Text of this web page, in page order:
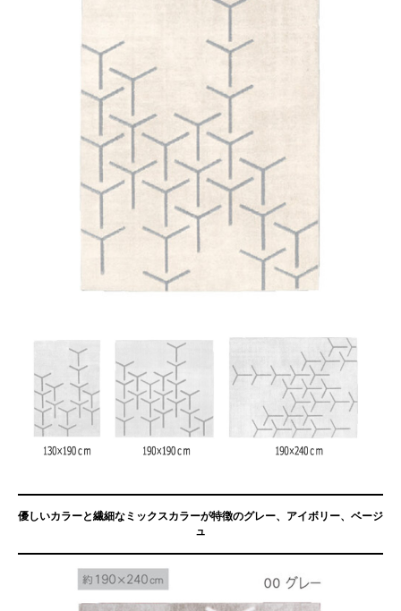
優しいカラーと繊細なミックスカラーが特徴のグレー、アイボリー、ベージ
ュ